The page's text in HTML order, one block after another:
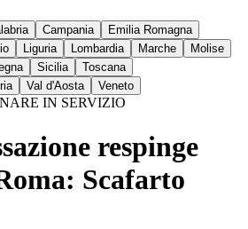
Campania
Emilia Romagna
Liguria Lombardia Marche
Molise
Sicilia
Toscana
Val d'Aosta Veneto
IN SERVIZIO
respinge
Scafarto